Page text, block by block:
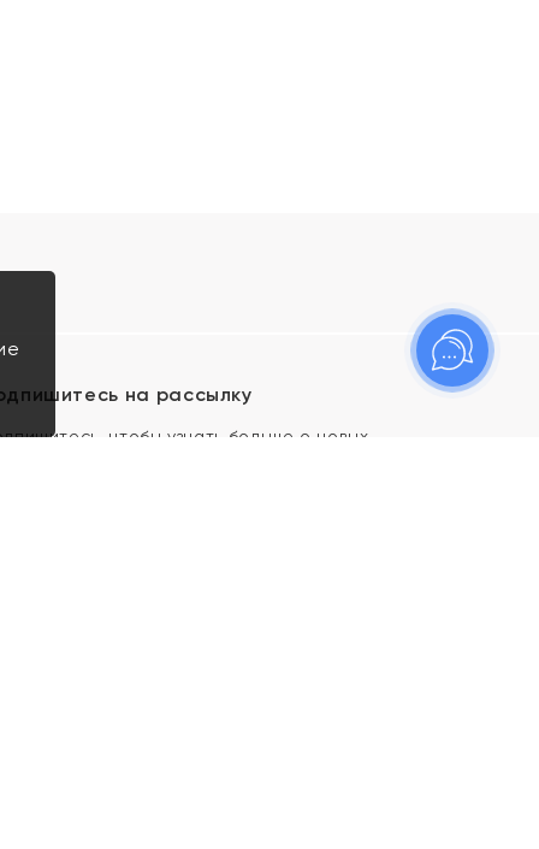
на рассылку
чтобы узнать больше о новых